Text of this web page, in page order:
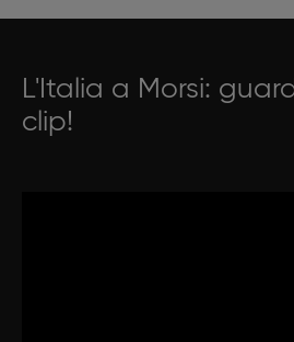
L'Italia a Morsi:
clip!